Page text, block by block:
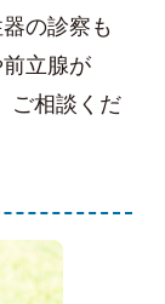
の診察も
立腺が
ご相談くだ